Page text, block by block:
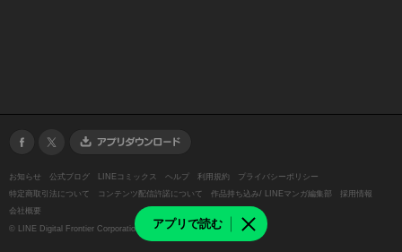
アプリで読む
お知らせ 公式ブログ LINEコミックス ヘルプ 利用規約
プライバシーポリシー
特定商取引法について
コンテンツ配信許諾について 作品持ち込み/ LINEマンガ編集部
採用情報
会社概要
© LINE Digital Frontier Corporation